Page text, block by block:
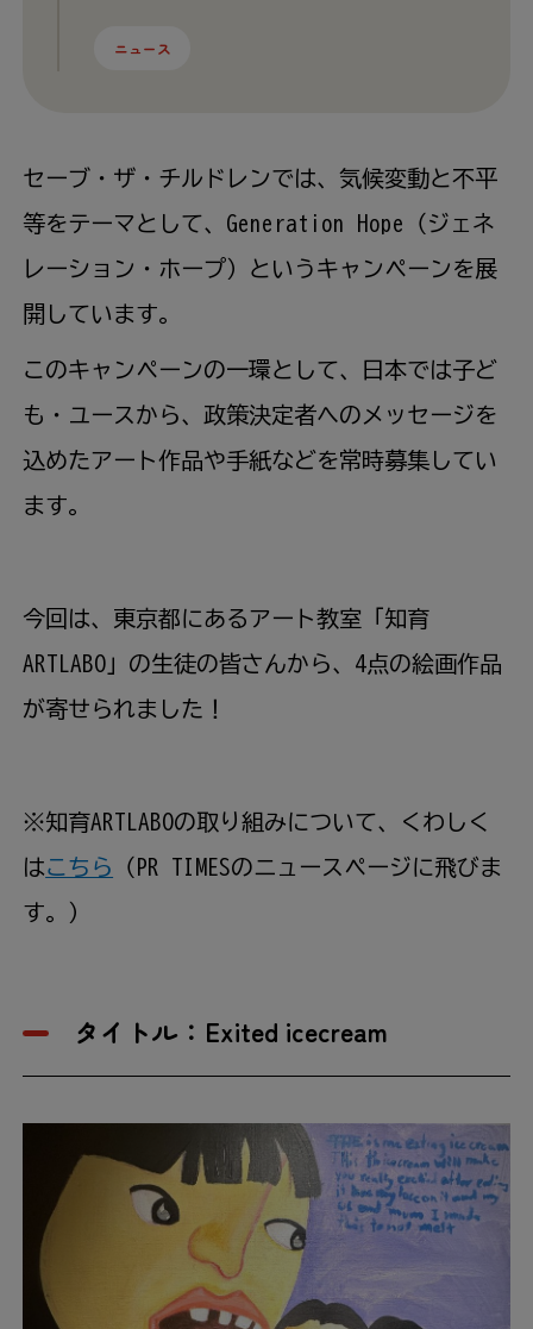
ニュース
セーブ・ザ・チルドレンでは、気候変動と不平
等をテーマとして、Generation Hope（ジェネ
レーション・ホープ）というキャンペーンを展
開しています。
このキャンペーンの一環として、日本では子ど
も・ユースから、政策決定者へのメッセージを
込めたアート作品や手紙などを常時募集してい
ます。
今回は、東京都にあるアート教室「知育
ARTLABO」の生徒の皆さんから、4点の絵画作品
が寄せられました！
※知育ARTLABOの取り組みについて、くわしく
はこちら
（PR TIMESのニュースページに飛びま
す。）
タイトル：Exited icecream